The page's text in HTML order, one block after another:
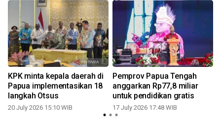
KPK minta kepala daerah di
Papua implementasikan 18
langkah Otsus
20 July 2026 15:10 WIB
Pemprov Papua Tengah
anggarkan Rp77,8 miliar
untuk pendidikan gratis
17 July 2026 17:48 WIB